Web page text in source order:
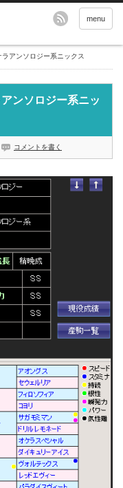
menu
ラアンソロジー系ニックス
ンソロジー系ニッ
コメントを書く